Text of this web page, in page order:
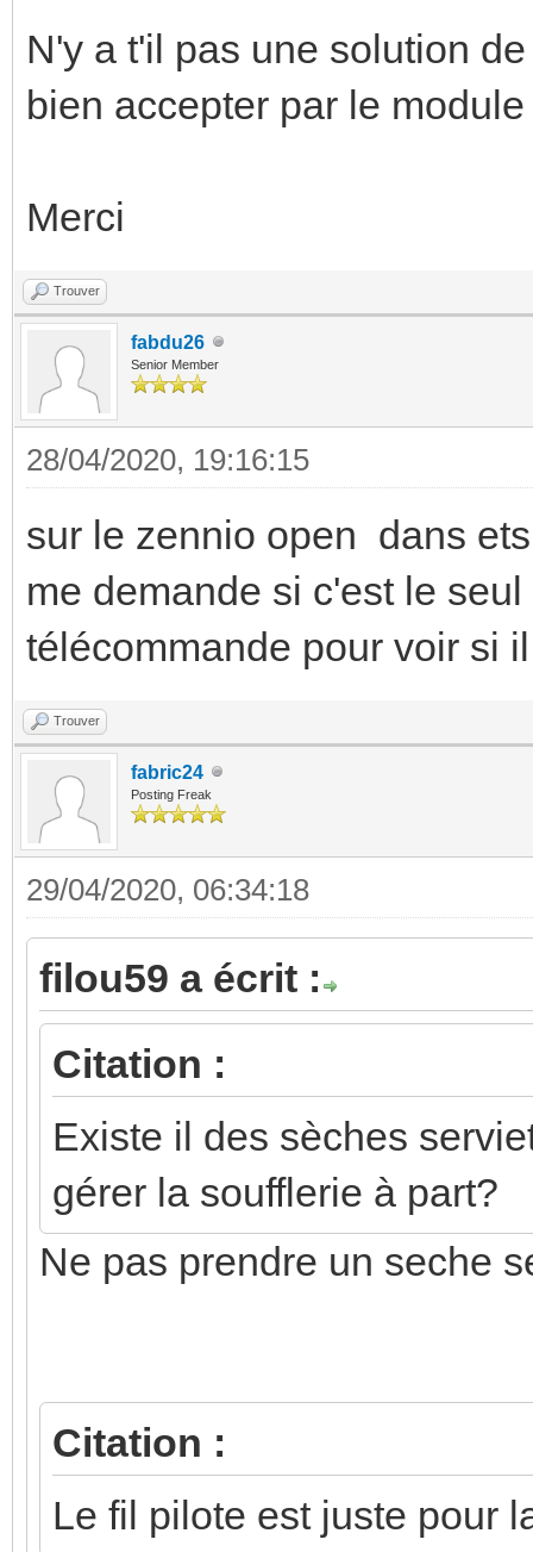
N'y a t'il pas une solution
bien accepter par le
Merci
Trouver
fabdu26
Senior Member
28/04/2020, 19:16:15
sur le zennio open dans
me demande si c'est le
télécommande pour voir si
Trouver
fabric24
Posting Freak
29/04/2020, 06:34:18
filou59 a écrit :
Citation :
Existe il des sèches
gérer la soufflerie à part?
Ne pas prendre un seche
Citation :
Le fil pilote est juste pour